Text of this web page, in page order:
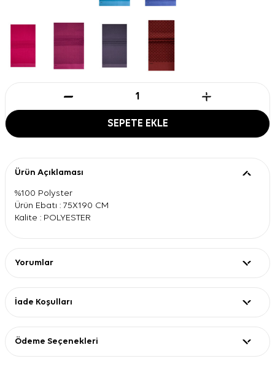
SEPETE EKLE
Ürün Açıklaması
%100 Polyster
Ürün Ebatı : 75X190 CM
Kalite : POLYESTER
Yorumlar
İade Koşulları
Ödeme Seçenekleri